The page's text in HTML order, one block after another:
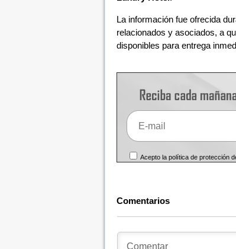
La información fue ofrecida
relacionados y asociados, a
disponibles para entrega
Acepto la política de protección
Comentarios